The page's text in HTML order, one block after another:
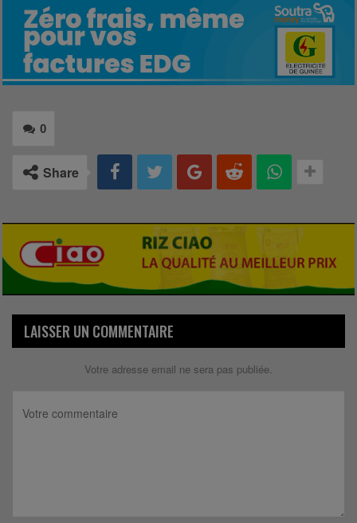
0
Share
LAISSER UN COMMENTAIRE
Votre adresse email ne sera pas publiée.